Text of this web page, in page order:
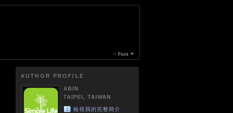
- Font +
AUTHOR PROFILE
ABIN
TAIPEI, TAIWAN
檢視我的完整簡介